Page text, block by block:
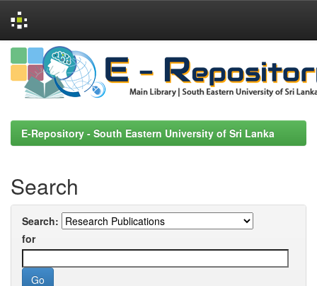
Skip
navigation
E-Repository - South Eastern University of Sri Lanka
Search
Search:
for